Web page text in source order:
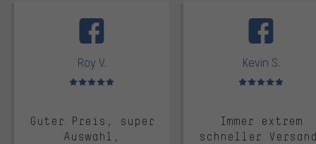
Roy V.
Bewertungen: 5 von 5
Guter Preis, super
Auswahl,
Kevin S.
Bewertungen: 5 von 5
Immer extrem
schneller